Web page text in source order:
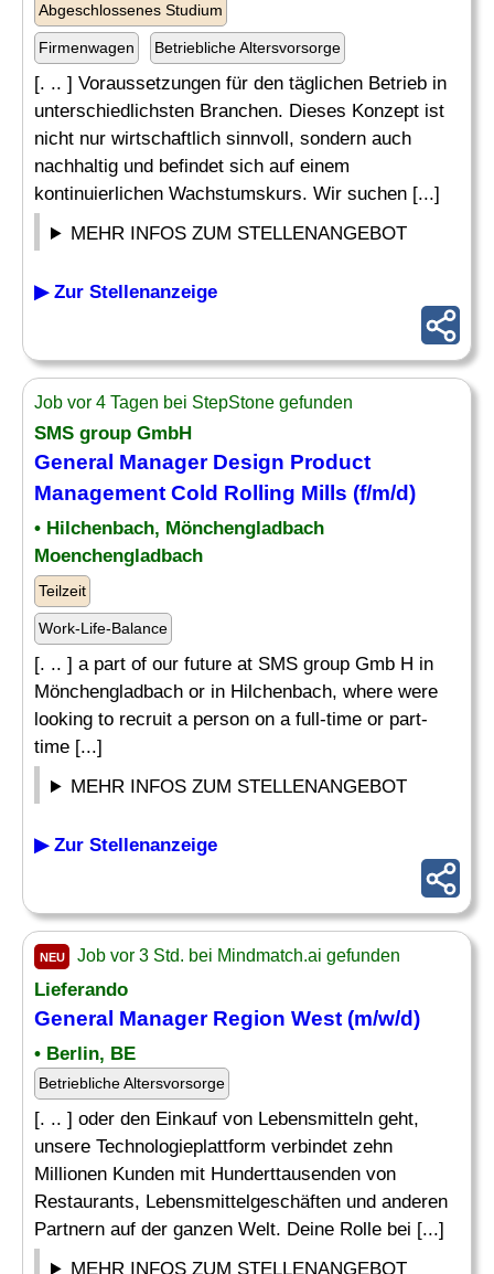
Abgeschlossenes Studium
Firmenwagen Betriebliche Altersvorsorge
[. .. ] Voraussetzungen für den täglichen Betrieb in
unterschiedlichsten Branchen. Dieses Konzept ist
nicht nur wirtschaftlich sinnvoll, sondern auch
nachhaltig und befindet sich auf einem
kontinuierlichen Wachstumskurs. Wir suchen [...]
MEHR INFOS ZUM STELLENANGEBOT
▶ Zur Stellenanzeige
Job vor 4 Tagen bei StepStone gefunden
SMS group GmbH
General ManagerDesign Product
Management Cold Rolling Mills (f/m/d)
• Hilchenbach, Mönchengladbach
Moenchengladbach
Teilzeit
Work-Life-Balance
[. .. ] a part of our future at SMS group Gmb H in
Mönchengladbach or in Hilchenbach, where were
looking to recruit a person on a full-time or part-
time [...]
MEHR INFOS ZUM STELLENANGEBOT
▶ Zur Stellenanzeige
NEU Job vor 3 Std. bei Mindmatch.ai gefunden
Lieferando
General ManagerRegion West (m/w/d)
• Berlin, BE
Betriebliche Altersvorsorge
[. .. ] oder den Einkauf von Lebensmitteln geht,
unsere Technologieplattform verbindet zehn
Millionen Kunden mit Hunderttausenden von
Restaurants, Lebensmittelgeschäften und anderen
Partnern auf der ganzen Welt. Deine Rolle bei [...]
MEHR INFOS ZUM STELLENANGEBOT